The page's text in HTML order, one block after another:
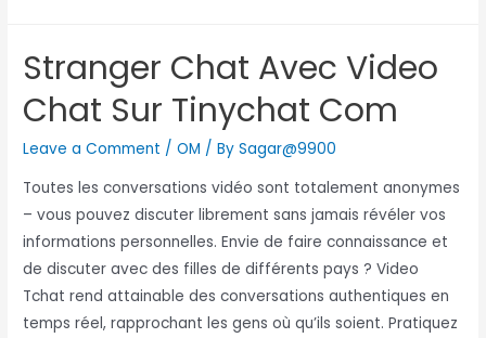
Stranger Chat Avec Video
Chat Sur Tinychat Com
Leave a Comment /OM / BySagar@9900
Toutes les conversations vidéo sont totalement anonymes
– vous pouvez discuter librement sans jamais révéler vos
informations personnelles. Envie de faire connaissance et
de discuter avec des filles de différents pays ? Video
Tchat rend attainable des conversations authentiques en
temps réel, rapprochant les gens où qu’ils soient. Pratiquez